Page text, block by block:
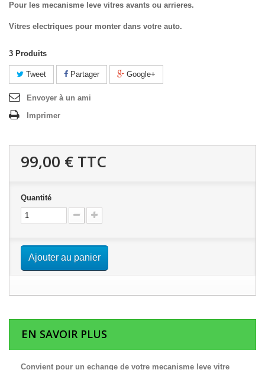
Pour les mecanisme leve vitres avants ou arrieres.
Vitres electriques pour monter dans votre auto.
3 Produits
Tweet Partager Google+
Envoyer à un ami
Imprimer
99,00 € TTC
Quantité
Ajouter au panier
EN SAVOIR PLUS
Convient pour un echange de votre mecanisme leve vitre